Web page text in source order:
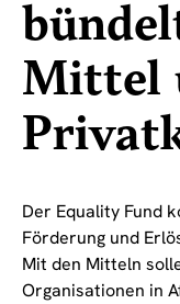
Mittel
Der Equality Fund
Förderung und
Mit den Mitteln
Organisationen in